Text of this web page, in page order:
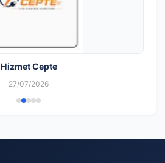
Hizmet Cepte
27/07/2026